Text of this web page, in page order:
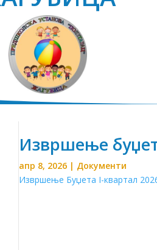
Извршење
апр 8, 2026 | Документи
Извршење Буџета I-квартал